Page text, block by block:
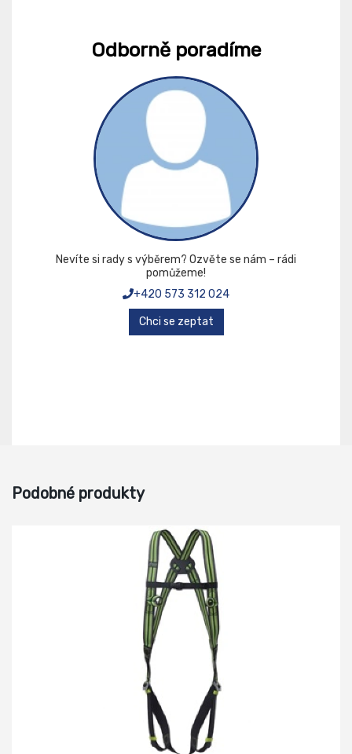
Odborně poradíme
Nevíte si rady s výběrem? Ozvěte se nám – rádi
pomůžeme!
+420 573 312 024
Chci se zeptat
Podobné produkty